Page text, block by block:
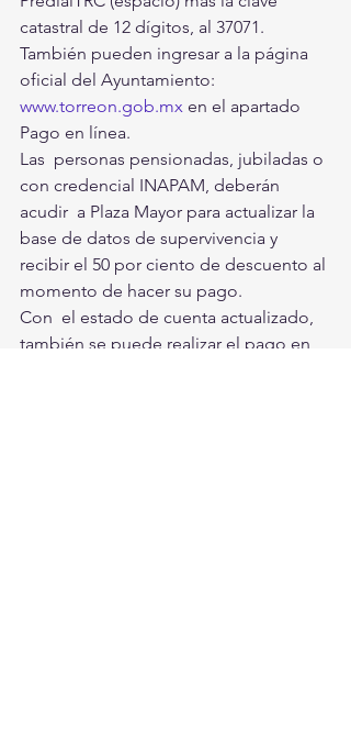
catastral de 12 dígitos, al 37071.
También pueden ingresar a la página
oficial del Ayuntamiento:
www.torreon.gob.mx en el apartado
Pago en línea.
Las  personas pensionadas, jubiladas o
con credencial INAPAM, deberán
acudir  a Plaza Mayor para actualizar la
base de datos de supervivencia y
recibir el 50 por ciento de descuento al
momento de hacer su pago.
Con  el estado de cuenta actualizado,
también se puede realizar el pago en